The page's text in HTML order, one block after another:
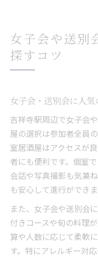
女子会や送別
探すコツ
女子会・送別会に人
吉祥寺駅周辺で女子会
屋の選択は参加者全員
室居酒屋はアクセスが
者にも便利です。個室
会話や写真撮影も気兼
も安心して進行ができま
また、女子会や送別会
付きコースや旬の料理
算や人数に応じて柔軟
す。特にアレルギー対